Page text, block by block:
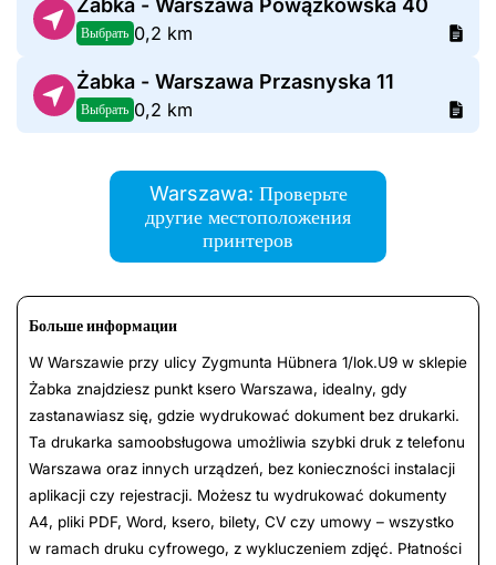
Żabka - Warszawa Powązkowska 40
Выбрать 0,2 km
Żabka - Warszawa Przasnyska 11
Выбрать 0,2 km
Warszawa: Проверьте
другие местоположения
принтеров
Больше информации
W Warszawie przy ulicy Zygmunta Hübnera 1/lok.U9 w sklepie
Żabka znajdziesz punkt ksero Warszawa, idealny, gdy
zastanawiasz się, gdzie wydrukować dokument bez drukarki.
Ta drukarka samoobsługowa umożliwia szybki druk z telefonu
Warszawa oraz innych urządzeń, bez konieczności instalacji
aplikacji czy rejestracji. Możesz tu wydrukować dokumenty
A4, pliki PDF, Word, ksero, bilety, CV czy umowy – wszystko
w ramach druku cyfrowego, z wykluczeniem zdjęć. Płatności